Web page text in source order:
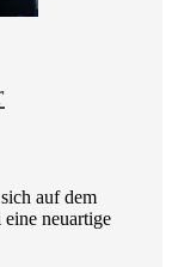
auf dem
neuartige